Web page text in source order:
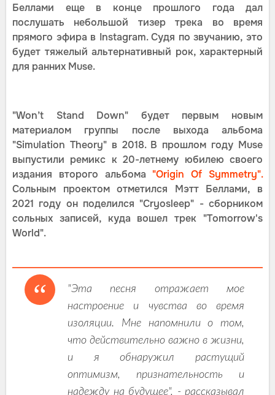
Беллами еще в конце прошлого года дал
послушать небольшой тизер трека во время
прямого эфира в Instagram. Судя по звучанию, это
будет тяжелый альтернативный рок, характерный
для ранних Muse.
"Won’t Stand Down" будет первым новым
материалом группы после выхода альбома
"Simulation Theory" в 2018. В прошлом году Muse
выпустили ремикс к 20-летнему юбилею своего
издания второго альбома"Origin Of Symmetry".
Сольным проектом отметился Мэтт Беллами, в
2021 году он поделился "Cryosleep" - сборником
сольных записей, куда вошел трек "Tomorrow's
World".
"Эта песня отражает мое
настроение и чувства во время
изоляции. Мне напомнили о том,
что действительно важно в жизни,
и я обнаружил растущий
оптимизм, признательность и
надежду на будущее", - рассказывал